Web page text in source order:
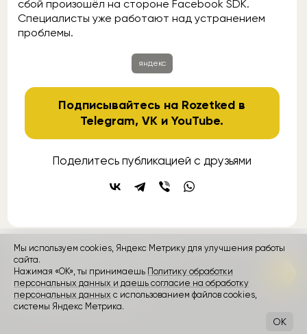
сбой произошёл на стороне Facebook SDK.
Специалисты уже работают над устранением
проблемы.
яндекс
Подписывайтесь на Rozetked в
Telegram,VK иYouTube.
Поделитесь публикацией с друзьями
контакты
Rozetked © 2026
Пользовательское соглашение
Мы используем cookies, Яндекс Метрику для улучшения работы
сайта.
Нажимая «ОК», ты принимаешь Политику обработки
персональных данных и даешь согласие на обработку
персональных данных с использованием файлов cookies,
системы Яндекс Метрика.
OK